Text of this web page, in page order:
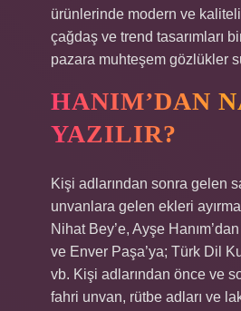
ürünlerinde modern ve
çağdaş ve trend tasarımları
pazara muhteşem gözlükler
HANIM’DAN
YAZILIR?
Kişi adlarından sonra gelen
unvanlara gelen ekleri
Nihat Bey’e, Ayşe
ve Enver Paşa’ya; Türk Dil
vb. Kişi adlarından önce ve
fahri unvan, rütbe adları ve